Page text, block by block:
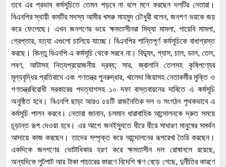
তবে এর প্রভাব কর্মসূচিতে তেমন পড়বে না বলে মনে করছেন দলটির নেতারা।
বিএনপির স্থায়ী কমটির সদস্য আমীর খসরু মাহমুদ চৌধুরী বলেন, জনগণ ভয়কে জয়
করে ফেলেছে। এখন জনগণের ভয়ে ক্ষমতাসীনরা মিথ্যা মামলা, গায়েবি মামলা,
গ্রেপ্তার, হত্যা এগুলো চালিয়ে যাচ্ছে। বিএনপির শান্তিপূর্ণ কর্মসূচিকে বাধাগ্রস্ত
করছে। কিন্তু বিএনপি এ কর্মসূচি থেকে সরবে না। বিদ্যুৎ, গ্যাস, চাল, ডাল, তেল,
লবণ, আটাসহ নিত্যপ্রয়োজনীয় দ্রব্য; সার, জ্বালানি তেলসহ কৃষিপণ্যের
মূল্যবৃদ্ধির প্রতিবাদে এবং গণতন্ত্র পুনরুদ্ধার, খালেদা জিয়াসহ নেতাকর্মীর মুক্তি ও
গণতন্ত্রবিরোধী সরকারের পদত্যাগসহ ১০ দফা বাস্তবায়নের দাবিতে এ কর্মসূচি
অনুষ্ঠিত হবে। বিএনপি ছাড়া আরও ৫৪টি রাজনৈতিক দল ও সংগঠন পৃথকভাবে এ
কর্মসূচি পালন করবে। নেতারা জানান, চলমান ধারাবাহিক আন্দোলনকে দ্রুত সময়ে
চূড়ান্ত রূপ দেওয়া হবে। এর আগে জনইস্যুতে ধীরে ধীরে সাধারণ মানুষের সমর্থন
আদায়ে কাজ করছেন। তাদের সম্পৃক্ত করে আন্দোলনের রূপরেখা তৈরি করছেন।
একদিকে জনগণের ভোটাধিকার হরণ করে ক্ষমতাসীন দল রোষানলে রয়েছে,
অন্যদিকে লুটপাট আর টাকা পাচারের কারণে বিদেশি ঋণ বেড়ে গেছে, দুর্নীতির কারণে